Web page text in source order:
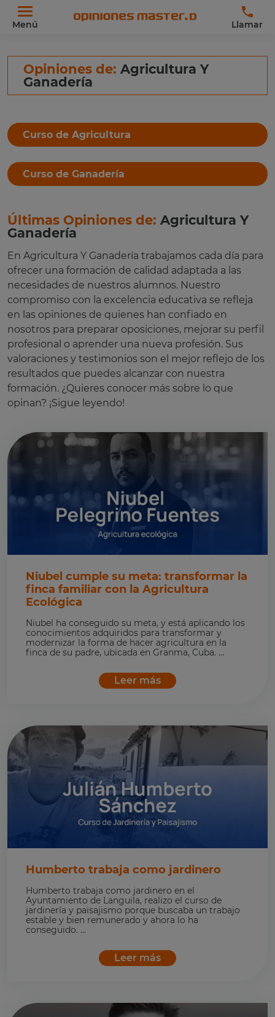
Menú Llamar
Opiniones de: Agricultura Y
Ganadería
Curso de Agricultura
Curso de Ganadería
Últimas Opiniones de: Agricultura Y
Ganadería
En Agricultura Y Ganadería trabajamos cada día para
ofrecer una formación de calidad adaptada a las
necesidades de nuestros alumnos. Nuestro
compromiso con la excelencia educativa se refleja
en las opiniones de quienes han confiado en
nosotros para preparar oposiciones, mejorar su perfil
profesional o aprender una nueva profesión. Sus
valoraciones y testimonios son el mejor reflejo de los
resultados que puedes alcanzar con nuestra
formación. ¿Quieres conocer más sobre lo que
opinan? ¡Sigue leyendo!
Niubel cumple su meta: transformar la
finca familiar con la Agricultura
Ecológica
Niubel ha conseguido su meta, y está aplicando los
conocimientos adquiridos para transformar y
modernizar la forma de hacer agricultura en la
finca de su padre, ubicada en Granma, Cuba. ...
Leer más
Humberto trabaja como jardinero
Humberto trabaja como jardinero en el
Ayuntamiento de Languila, realizo el curso de
jardinería y paisajismo porque buscaba un trabajo
estable y bien remunerado y ahora lo ha
conseguido. ...
Leer más